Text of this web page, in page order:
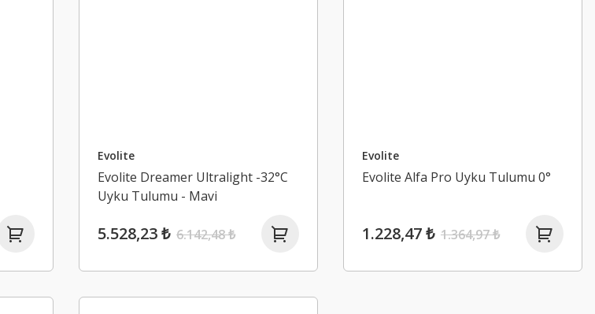
Evolite
Evolite Dreamer Ultralight -32°C
Uyku Tulumu - Mavi
5.528,23 ₺ 6.142,48 ₺
Evolite
Evolite Alfa Pro Uyku Tulumu 0°
1.228,47 ₺ 1.364,97 ₺